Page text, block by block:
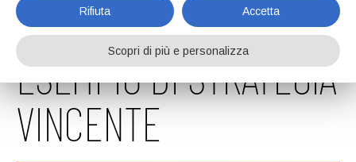
LA NUTELLA COME
ESEMPIO DI STRATEGIA
VINCENTE
Rifiuta Accetta
Scopri di più e personalizza